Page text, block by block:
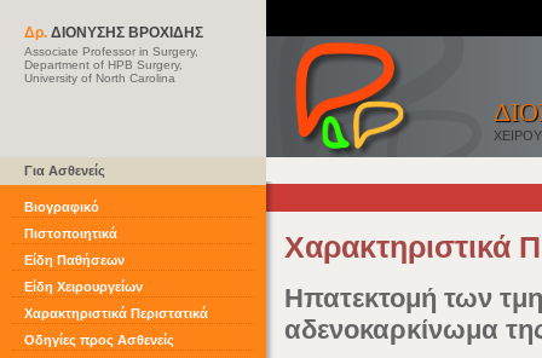
Χαρακτηριστικά
Ηπατεκτομή των
αδενοκαρκίνωμα
Δρ. ΔΙΟΝΥΣΗΣ ΒΡΟΧΙΔΗΣ
Associate Professor in Surgery,
Department of HPB Surgery,
University of North Carolina
Για Ασθενείς
Βιογραφικό
Πιστοποιητικά
Είδη Παθήσεων
Είδη Χειρουργείων
Χαρακτηριστικά Περιστατικά
Οδηγίες προς Ασθενείς